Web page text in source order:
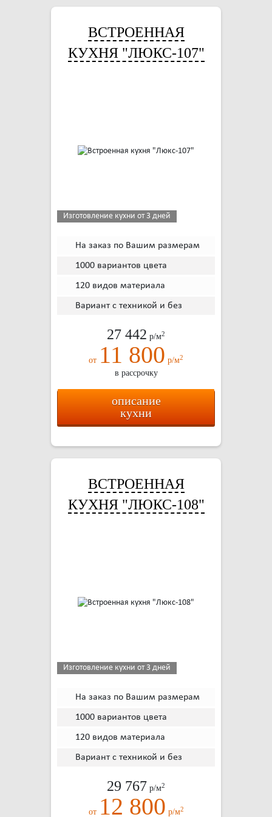
ВСТРОЕННАЯ
КУХНЯ "ЛЮКС-107"
Изготовление кухни от 3 дней
На заказ по Вашим размерам
1000 вариантов цвета
120 видов материала
Вариант с техникой и без
27 442 р/м2
от 11 800 р/м2
в рассрочку
описание
кухни
ВСТРОЕННАЯ
КУХНЯ "ЛЮКС-108"
Изготовление кухни от 3 дней
На заказ по Вашим размерам
1000 вариантов цвета
120 видов материала
Вариант с техникой и без
29 767 р/м2
от 12 800 р/м2